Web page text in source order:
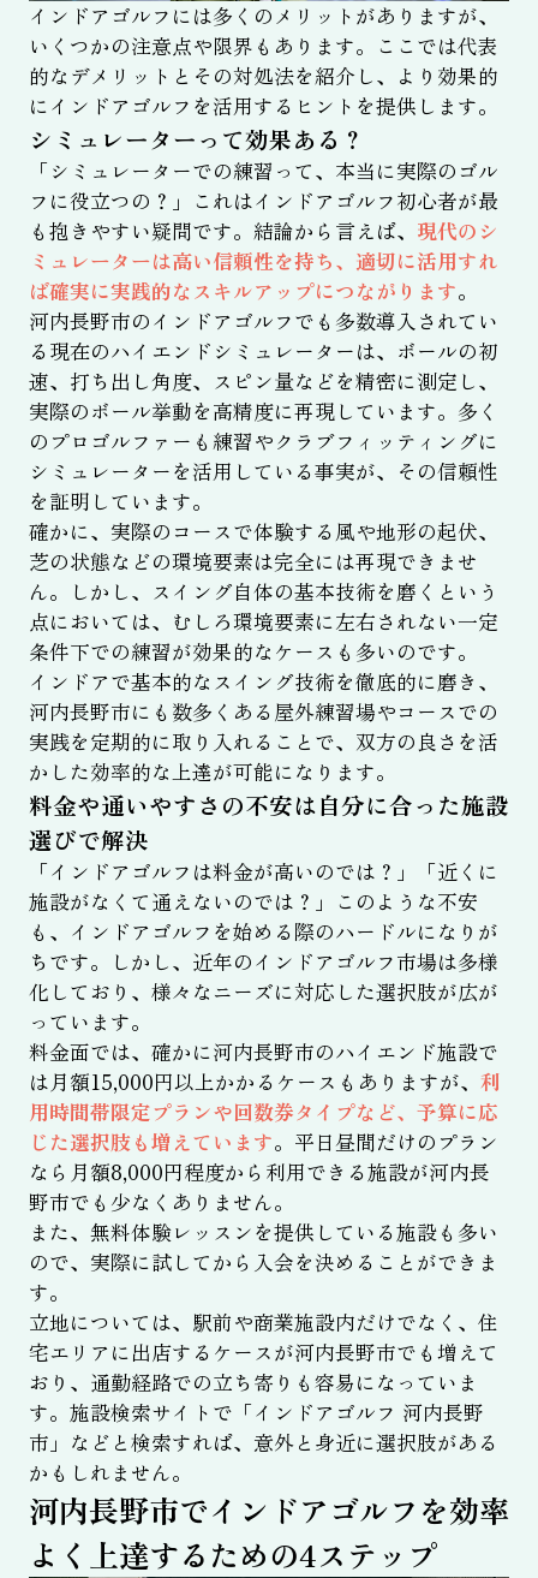
インドアゴルフには多くのメリットがありますが、
いくつかの注意点や限界もあります。ここでは代表
的なデメリットとその対処法を紹介し、より効果的
にインドアゴルフを活用するヒントを提供します。
シミュレーターって効果ある？
「シミュレーターでの練習って、本当に実際のゴル
フに役立つの？」これはインドアゴルフ初心者が最
も抱きやすい疑問です。結論から言えば、 現代のシ
ミュレーターは高い信頼性を持ち、適切に活用すれ
ば確実に実践的なスキルアップにつながります。
河内長野市のインドアゴルフでも多数導入されてい
る現在のハイエンドシミュレーターは、ボールの初
速、打ち出し角度、スピン量などを精密に測定し、
実際のボール挙動を高精度に再現しています。多く
のプロゴルファーも練習やクラブフィッティングに
シミュレーターを活用している事実が、その信頼性
を証明しています。
確かに、実際のコースで体験する風や地形の起伏、
芝の状態などの環境要素は完全には再現できませ
ん。しかし、スイング自体の基本技術を磨くという
点においては、むしろ環境要素に左右されない一定
条件下での練習が効果的なケースも多いのです。
インドアで基本的なスイング技術を徹底的に磨き、
河内長野市にも数多くある屋外練習場やコースでの
実践を定期的に取り入れることで、双方の良さを活
かした効率的な上達が可能になります。
料金や通いやすさの不安は自分に合った施設
選びで解決
「インドアゴルフは料金が高いのでは？」「近くに
施設がなくて通えないのでは？」このような不安
も、インドアゴルフを始める際のハードルになりが
ちです。しかし、近年のインドアゴルフ市場は多様
化しており、様々なニーズに対応した選択肢が広が
っています。
料金面では、確かに河内長野市のハイエンド施設で
は月額15,000円以上かかるケースもありますが、 利
用時間帯限定プランや回数券タイプなど、予算に応
じた選択肢も増えています。平日昼間だけのプラン
なら月額8,000円程度から利用できる施設が河内長
野市でも少なくありません。
また、無料体験レッスンを提供している施設も多い
ので、実際に試してから入会を決めることができま
す。
立地については、駅前や商業施設内だけでなく、住
宅エリアに出店するケースが河内長野市でも増えて
おり、通勤経路での立ち寄りも容易になっていま
す。施設検索サイトで「インドアゴルフ 河内長野
市」などと検索すれば、意外と身近に選択肢がある
かもしれません。
河内長野市でインドアゴルフを効率
よく上達するための4ステップ